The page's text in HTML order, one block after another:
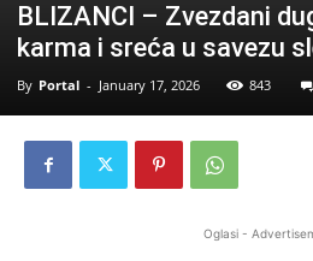
BLIZANCI – Zvezdani
karma i sreća u savezu
By Portal - January 17, 2026 843
Oglasi -